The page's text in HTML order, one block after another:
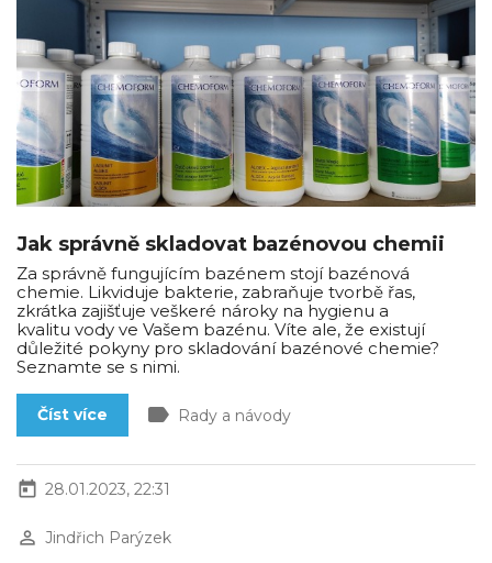
Jak správně skladovat bazénovou chemii
Za správně fungujícím bazénem stojí bazénová
chemie. Likviduje bakterie, zabraňuje tvorbě řas,
zkrátka zajišťuje veškeré nároky na hygienu a
kvalitu vody ve Vašem bazénu. Víte ale, že existují
důležité pokyny pro skladování bazénové chemie?
Seznamte se s nimi.
Číst více label Rady a návody
today 28.01.2023, 22:31
perm_identity Jindřich Parýzek